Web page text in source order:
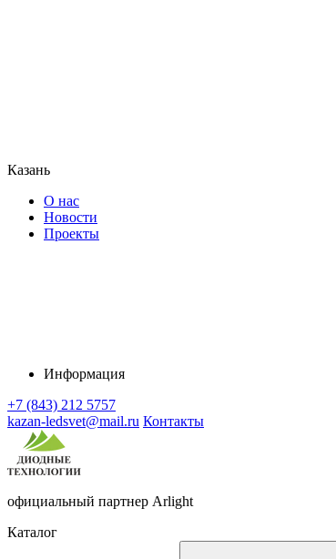
Казань
О нас
Новости
Проекты
Информация
+7 (843) 212 5757
kazan-ledsvet@mail.ru Контакты
официальный партнер Arlight
Каталог